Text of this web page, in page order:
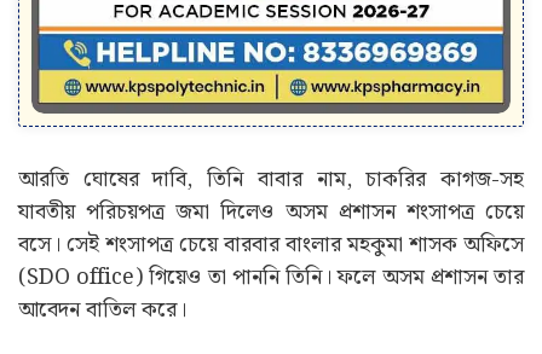
আরতি ঘোষের দাবি, তিনি বাবার নাম, চাকরির কাগজ-সহ
যাবতীয় পরিচয়পত্র জমা দিলেও অসম প্রশাসন শংসাপত্র চেয়ে
বসে। সেই শংসাপত্র চেয়ে বারবার বাংলার মহকুমা শাসক অফিসে
(SDO office) গিয়েও তা পাননি তিনি। ফলে অসম প্রশাসন তার
আবেদন বাতিল করে।